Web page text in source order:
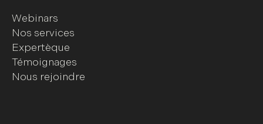
Webinars
Nos services
Expertèque
Témoignages
Nous rejoindre